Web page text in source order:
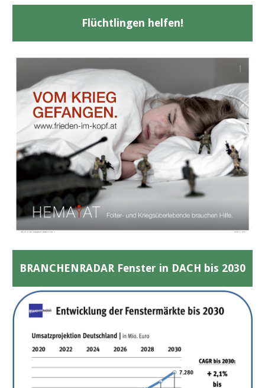
Flüchtlingen helfen!
BRANCHENRADAR Fenster in DACH bis 2030